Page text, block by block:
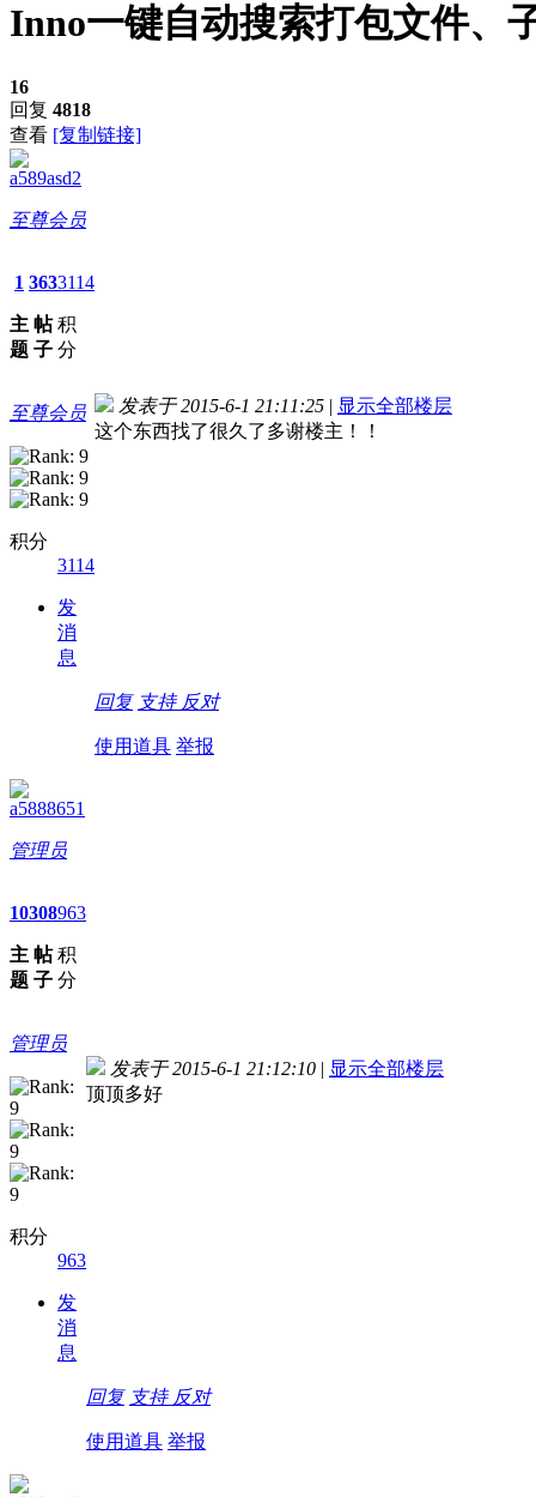
Inno一键自动搜索打包文件、
16
回复 4818
查看 [复制链接]
a589asd2
至尊会员
1
主
题
363
帖
子
3114
积
分
至尊会员
积分
3114
发
消
息
发表于 2015-6-1 21:11:25 | 显示全部楼层
这个东西找了很久了多谢楼主！！
回复 支持 反对
使用道具 举报
a5888651
管理员
10
主
题
308
帖
子
963
积
分
管理员
积分
963
发
消
息
发表于 2015-6-1 21:12:10 | 显示全部楼层
顶顶多好
回复 支持 反对
使用道具 举报